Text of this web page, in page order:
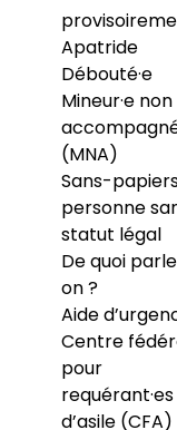
Apatride
Débouté·e
Mineur·e non
(MNA)
Sans-
personne
statut légal
De quoi
on ?
Aide
Centre
pour
requérant·es
d’asile (CFA)